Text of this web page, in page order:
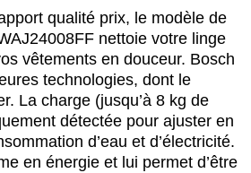
qualité prix, le modèle de
nettoie votre linge
vêtements en douceur. Bosch
technologies, dont le
La charge (jusqu’à 8 kg de
détectée pour ajuster en
d’eau et d’électricité.
en énergie et lui permet d’être